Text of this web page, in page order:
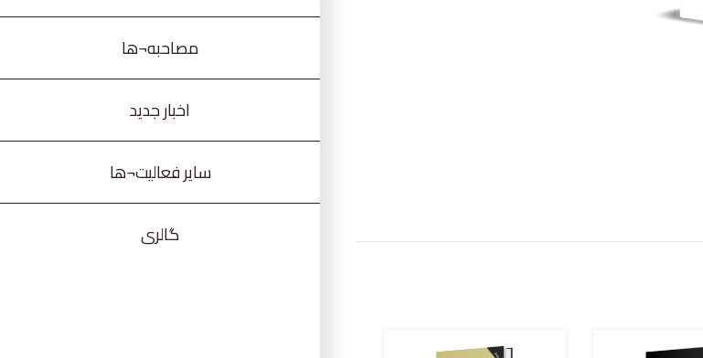
مصاحبه¬ها
اخبار جدید
سایر فعالیت¬ها
گالری